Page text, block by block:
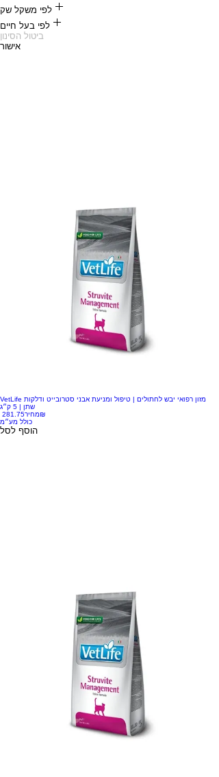
‏298 ‏₪
לפי משקל שק
לפי בעל חיים
אוכל לחתולים
ביטול הסינון
אישור
VetLife מזון רפואי יבש לחתולים | טיפול ומניעת אבני סטרובייט ודלקות
שתן | 5 ק״ג
מחיר‏281.75 ‏₪
כולל מע״מ
הוסף לסל